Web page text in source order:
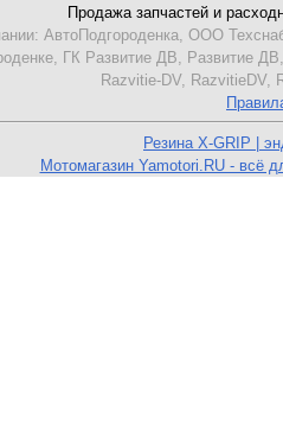
Продажа запчастей и
АвтоПодгороденка, ООО
ГК Развитие ДВ,
Razvitie-DV, RazvitieDV,
Резина X-GRIP |
Мотомагазин Yamotori.RU - всё